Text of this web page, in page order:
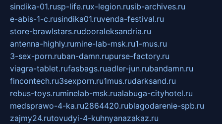
sindika-01.rusp-life.rux-legion.rusib-archives.ru
e-abis-1-c.rusindika01.ruvenda-festival.ru
store-brawlstars.rudooraleksandria.ru
antenna-highly.rumine-lab-msk.ru1-mus.ru
3-sex-porn.ruban-damn.rupurse-factory.ru
viagra-tablet.rufasbags.ruadler-jun.rubandamn.ru
fincontech.ru3sexporn.ru1mus.rudarksand.ru
rebus-toys.ruminelab-msk.rualabuga-cityhotel.ru
medsprawo-4-ka.ru2864420.rublagodarenie-spb.ru
zajmy24.rutovudyi-4-kuhnyanazakaz.ru